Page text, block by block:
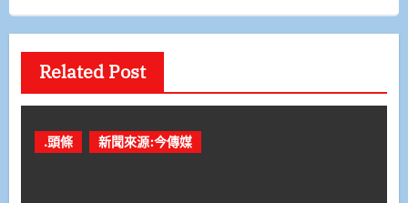
Related Post
.頭條 新聞來源:今傳媒